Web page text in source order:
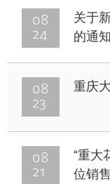
08
24
关于
的通知
08
23
重庆
08
21
“重大
位销